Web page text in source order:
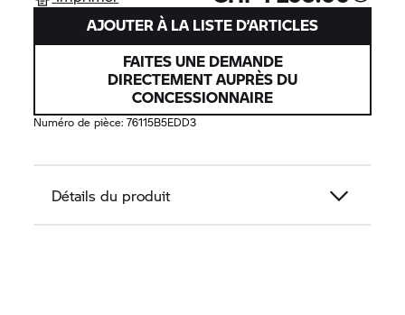
AJOUTER À LA LISTE D’ARTICLES
FAITES UNE DEMANDE
DIRECTEMENT AUPRÈS DU
CONCESSIONNAIRE
Numéro de pièce:76115B5EDD3
Détails du produit